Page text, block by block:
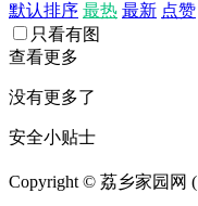
默认排序 最热 最新 点赞
只看有图
查看更多
没有更多了
安全小贴士
Copyright © 荔乡家园网 (